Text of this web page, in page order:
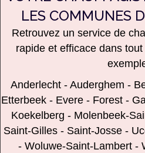
LES COMMUNES
Retrouvez un service de
rapide et efficace dans
Anderlecht- Auderghem -
Etterbeek- Evere- Forest-
Koekelberg - Molenbeek-
Saint-Gilles- Saint-Josse-
- Woluwe-Saint-Lambert -